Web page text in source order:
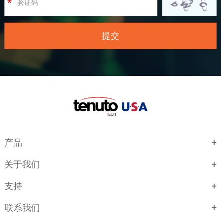
产品
关于我们
支持
联系我们